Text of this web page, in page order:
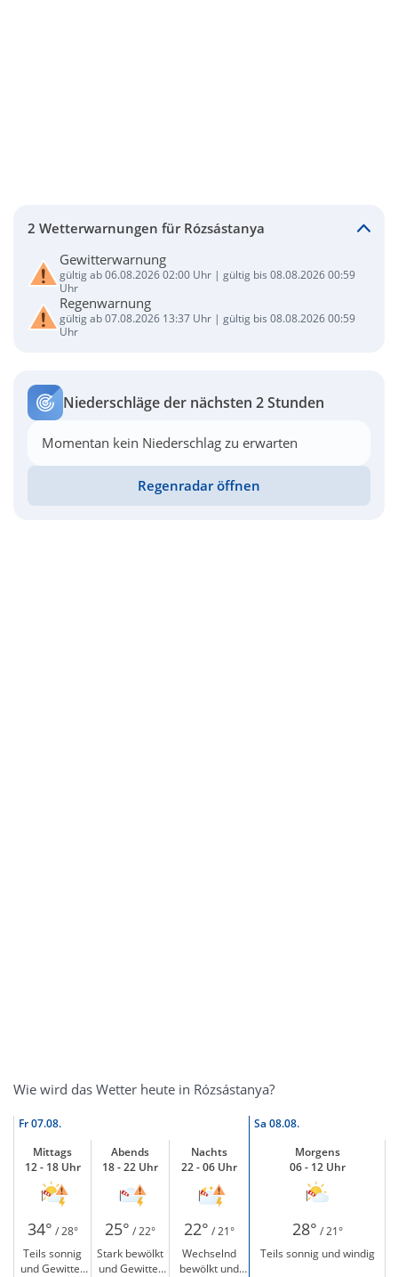
2 Wetterwarnungen für Rózsástanya
Gewitterwarnung
gültig ab 06.08.2026 02:00 Uhr | gültig bis 08.08.2026 00:59
Uhr
Regenwarnung
gültig ab 07.08.2026 13:37 Uhr | gültig bis 08.08.2026 00:59
Uhr
Niederschläge der nächsten 2 Stunden
Momentan kein Niederschlag zu erwarten
Regenradar öffnen
Wie wird das Wetter heute in Rózsástanya?
Fr07.08. Sa 08.08.
Mittags
12 - 18 Uhr
Abends
18 - 22 Uhr
Nachts
22 - 06 Uhr
Morgens
06 - 12 Uhr
34° / 28° 25° / 22° 22° / 21° 28° / 21°
Teils sonnig
und Gewitter
Stark bewölkt
und Gewitter
Wechselnd
bewölkt und
Teils sonnig und windig